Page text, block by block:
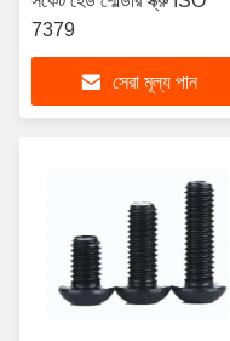
7379
সেরা মূল্য পান